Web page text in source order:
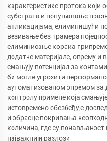
карактеристике протока који
субстрата и попуњавање
апликацијама, елиминишући
везивање без прамера
елиминисање корака припреме
додатне материјале, опрему и
смањују потенцијал за
би могле угрозити
аутоматизованом опремом за
контролу примене која
истовремено обезбеђује
и обрасце покривања
количина, где су понављаност
најважнији разлози